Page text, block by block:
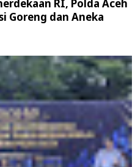
RI, Polda Aceh
Goreng dan Aneka